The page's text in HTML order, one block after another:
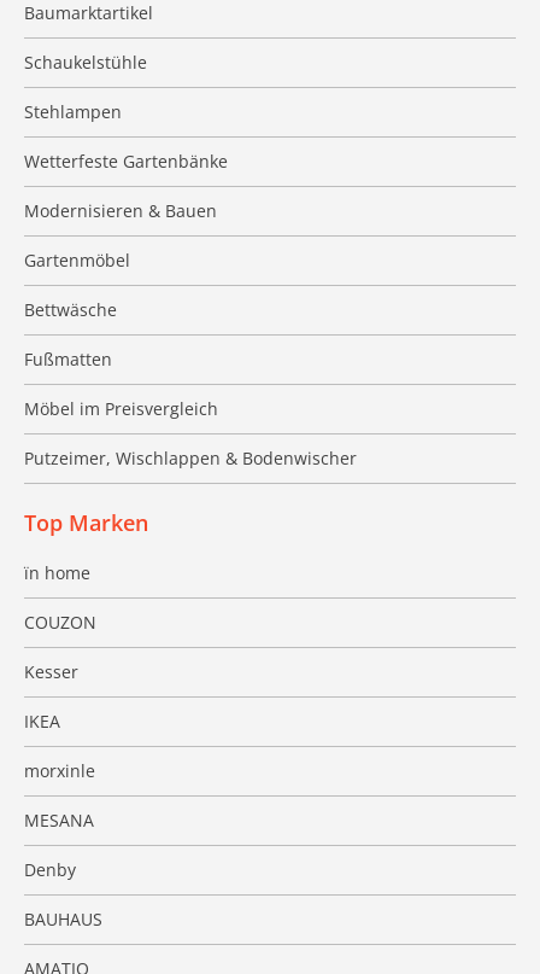
Baumarktartikel
Schaukelstühle
Stehlampen
Wetterfeste Gartenbänke
Modernisieren & Bauen
Gartenmöbel
Bettwäsche
Fußmatten
Möbel im Preisvergleich
Putzeimer, Wischlappen & Bodenwischer
Top Marken
ïn home
COUZON
Kesser
IKEA
morxinle
MESANA
Denby
BAUHAUS
AMATIO